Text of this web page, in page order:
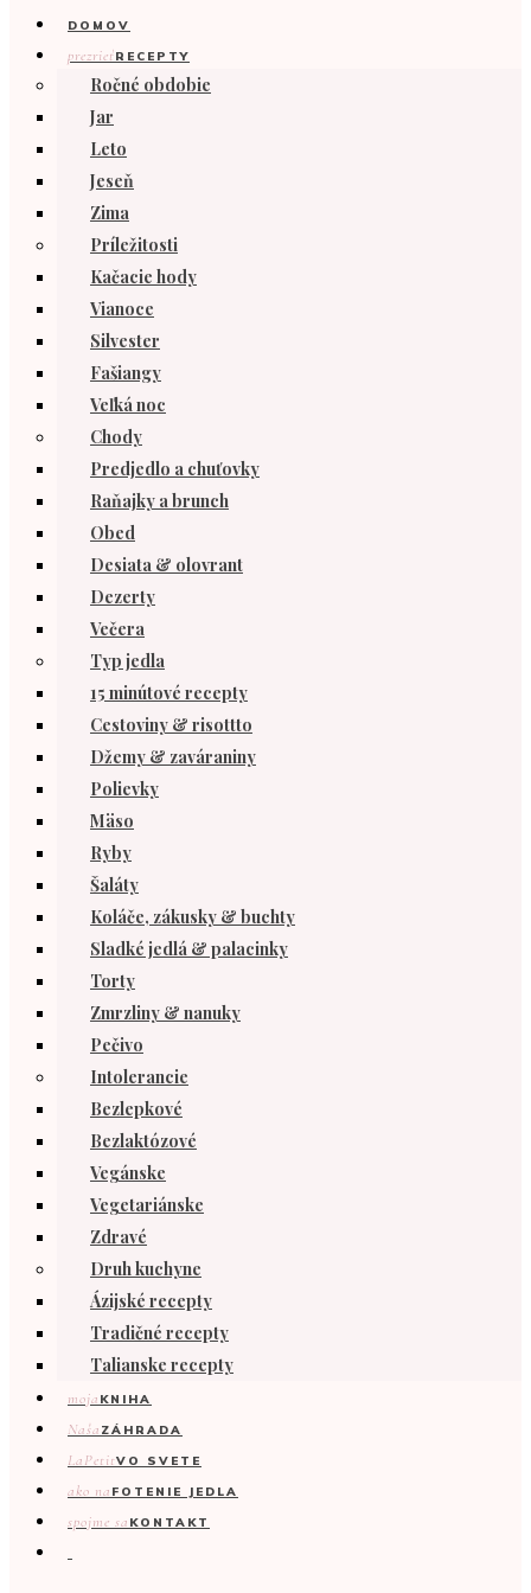
DOMOV
prezrieťRECEPTY
Ročné obdobie
Jar
Leto
Jeseň
Zima
Príležitosti
Kačacie hody
Vianoce
Silvester
Fašiangy
Veľká noc
Chody
Predjedlo a chuťovky
Raňajky a brunch
Obed
Desiata & olovrant
Dezerty
Večera
Typ jedla
15 minútové recepty
Cestoviny & risottto
Džemy & zaváraniny
Polievky
Mäso
Ryby
Šaláty
Koláče, zákusky & buchty
Sladké jedlá & palacinky
Torty
Zmrzliny & nanuky
Pečivo
Intolerancie
Bezlepkové
Bezlaktózové
Vegánske
Vegetariánske
Zdravé
Druh kuchyne
Ázijské recepty
Tradičné recepty
Talianske recepty
moja KNIHA
Naša ZÁHRADA
LaPetitVO SVETE
ako na FOTENIE JEDLA
spojme sa KONTAKT